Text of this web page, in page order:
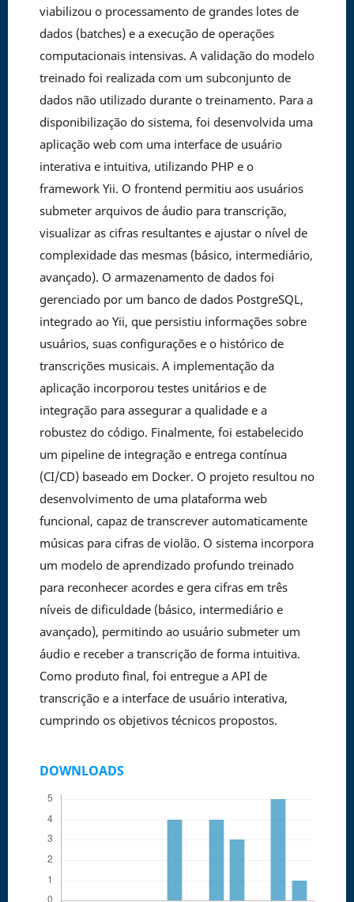
viabilizou o processamento de grandes lotes de
dados (batches) e a execução de operações
computacionais intensivas. A validação do modelo
treinado foi realizada com um subconjunto de
dados não utilizado durante o treinamento. Para a
disponibilização do sistema, foi desenvolvida uma
aplicação web com uma interface de usuário
interativa e intuitiva, utilizando PHP e o
framework Yii. O frontend permitiu aos usuários
submeter arquivos de áudio para transcrição,
visualizar as cifras resultantes e ajustar o nível de
complexidade das mesmas (básico, intermediário,
avançado). O armazenamento de dados foi
gerenciado por um banco de dados PostgreSQL,
integrado ao Yii, que persistiu informações sobre
usuários, suas configurações e o histórico de
transcrições musicais. A implementação da
aplicação incorporou testes unitários e de
integração para assegurar a qualidade e a
robustez do código. Finalmente, foi estabelecido
um pipeline de integração e entrega contínua
(CI/CD) baseado em Docker. O projeto resultou no
desenvolvimento de uma plataforma web
funcional, capaz de transcrever automaticamente
músicas para cifras de violão. O sistema incorpora
um modelo de aprendizado profundo treinado
para reconhecer acordes e gera cifras em três
níveis de dificuldade (básico, intermediário e
avançado), permitindo ao usuário submeter um
áudio e receber a transcrição de forma intuitiva.
Como produto final, foi entregue a API de
transcrição e a interface de usuário interativa,
cumprindo os objetivos técnicos propostos.
DOWNLOADS